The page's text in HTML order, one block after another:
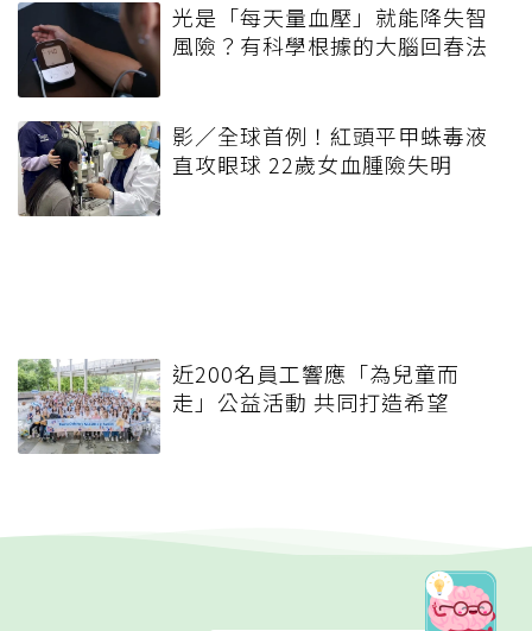
光是「每天量血壓」就能降失智
風險？有科學根據的大腦回春法
影／全球首例！紅頭平甲蛛毒液
直攻眼球 22歲女血腫險失明
近200名員工響應「為兒童而
走」公益活動 共同打造希望